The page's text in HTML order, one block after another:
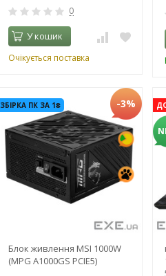
0
У кошик
Очікується поставка
ЗБІРКА ПК ЗА 1₴ -3%
Блок живлення MSI 1000W
(MPG A1000GS PCIE5)